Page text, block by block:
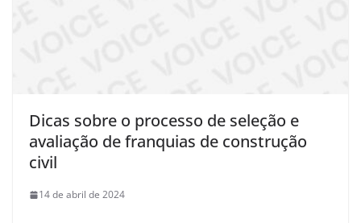
Dicas sobre o processo de seleção e
avaliação de franquias de construção
civil
14 de abril de 2024